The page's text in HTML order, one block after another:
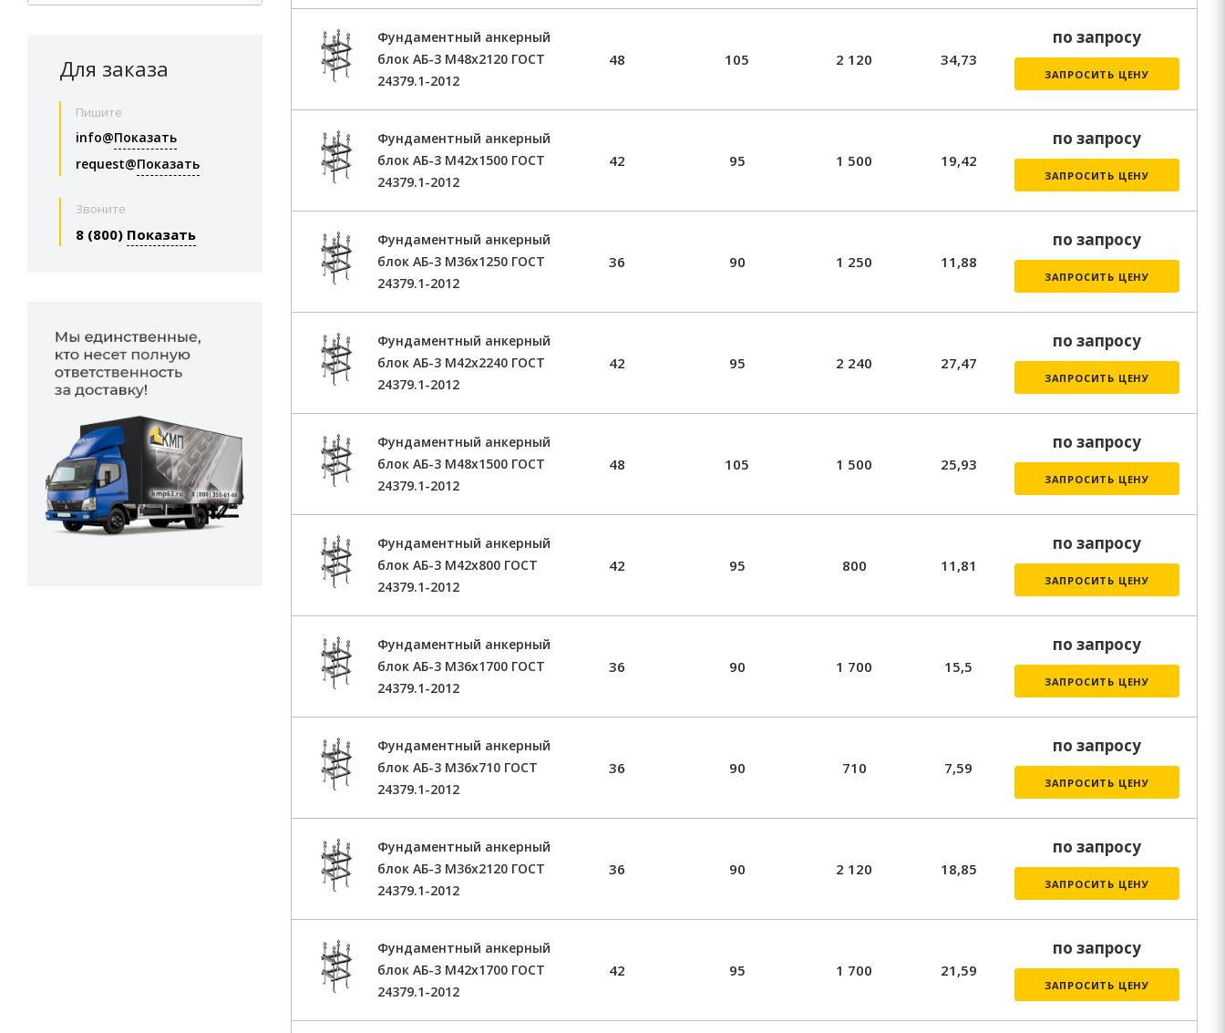
Фундаментный анкерный
блок АБ-3 М48х2120 ГОСТ
24379.1-2012
48 105 2 120 34,73
по запросу
ЗАПРОСИТЬ ЦЕНУ
Фундаментный анкерный
блок АБ-3 М42х1500 ГОСТ
24379.1-2012
42 95 1 500 19,42
по запросу
ЗАПРОСИТЬ ЦЕНУ
Фундаментный анкерный
блок АБ-3 М36х1250 ГОСТ
24379.1-2012
36 90 1 250 11,88
по запросу
ЗАПРОСИТЬ ЦЕНУ
Фундаментный анкерный
блок АБ-3 М42х2240 ГОСТ
24379.1-2012
42 95 2 240 27,47
по запросу
ЗАПРОСИТЬ ЦЕНУ
Фундаментный анкерный
блок АБ-3 М48х1500 ГОСТ
24379.1-2012
48 105 1 500 25,93
по запросу
ЗАПРОСИТЬ ЦЕНУ
Фундаментный анкерный
блок АБ-3 М42х800 ГОСТ
24379.1-2012
42 95 800 11,81
по запросу
ЗАПРОСИТЬ ЦЕНУ
Фундаментный анкерный
блок АБ-3 М36х1700 ГОСТ
24379.1-2012
36 90 1 700 15,5
по запросу
ЗАПРОСИТЬ ЦЕНУ
Фундаментный анкерный
блок АБ-3 М36х710 ГОСТ
24379.1-2012
36 90 710 7,59
по запросу
ЗАПРОСИТЬ ЦЕНУ
Фундаментный анкерный
блок АБ-3 М36х2120 ГОСТ
24379.1-2012
36 90 2 120 18,85
по запросу
ЗАПРОСИТЬ ЦЕНУ
Фундаментный анкерный
блок АБ-3 М42х1700 ГОСТ
24379.1-2012
42 95 1 700 21,59
по запросу
ЗАПРОСИТЬ ЦЕНУ
Для заказа
Пишите
info@Показать
request@Показать
Звоните
8 (800) Показать